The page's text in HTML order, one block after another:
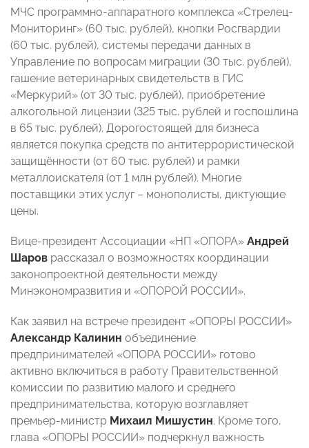
МЧС программно-аппаратного комплекса «Стрелец-
Мониторинг» (60 тыс. рублей), кнопки Росгвардии
(60 тыс. рублей), системы передачи данных в
Управление по вопросам миграции (30 тыс. рублей),
гашение ветеринарных свидетельств в ГИС
«Меркурий» (от 30 тыс. рублей), приобретение
алкогольной лицензии (325 тыс. рублей и госпошлина
в 65 тыс. рублей). Дорогостоящей для бизнеса
является покупка средств по антитеррористической
защищённости (от 60 тыс. рублей) и рамки
металлоискателя (от 1 млн рублей). Многие
поставщики этих услуг – монополисты, диктующие
цены.
Вице-президент Ассоциации «НП «ОПОРА» Андрей
Шаров рассказал о возможностях координации
законопроектной деятельности между
Минэкономразвития и «ОПОРОЙ РОССИИ».
Как заявил на встрече президент «ОПОРЫ РОССИИ»
Александр Калинин объединение
предпринимателей «ОПОРА РОССИИ» готово
активно включиться в работу Правительственной
комиссии по развитию малого и среднего
предпринимательства, которую возглавляет
премьер-министр Михаил Мишустин. Кроме того,
глава «ОПОРЫ РОССИИ» подчеркнул важность